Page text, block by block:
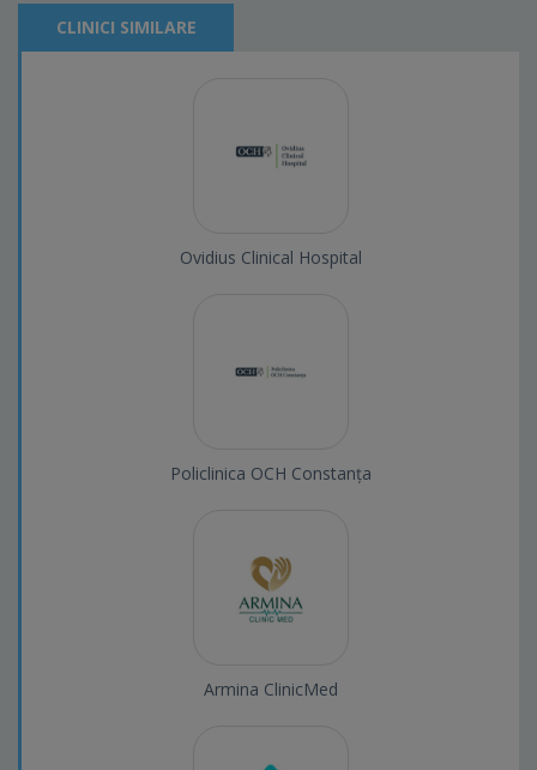
CLINICI SIMILARE
Ovidius Clinical Hospital
Policlinica OCH Constanța
Armina ClinicMed